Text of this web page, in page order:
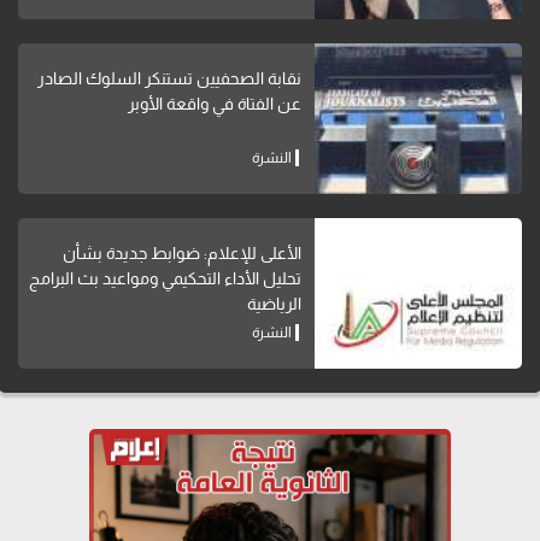
نقابة الصحفيين تستنكر السلوك الصادر
عن الفتاة في واقعة الأوبر
النشرة
الأعلى للإعلام: ضوابط جديدة بشأن
تحليل الأداء التحكيمي ومواعيد بث البرامج
الرياضية
النشرة